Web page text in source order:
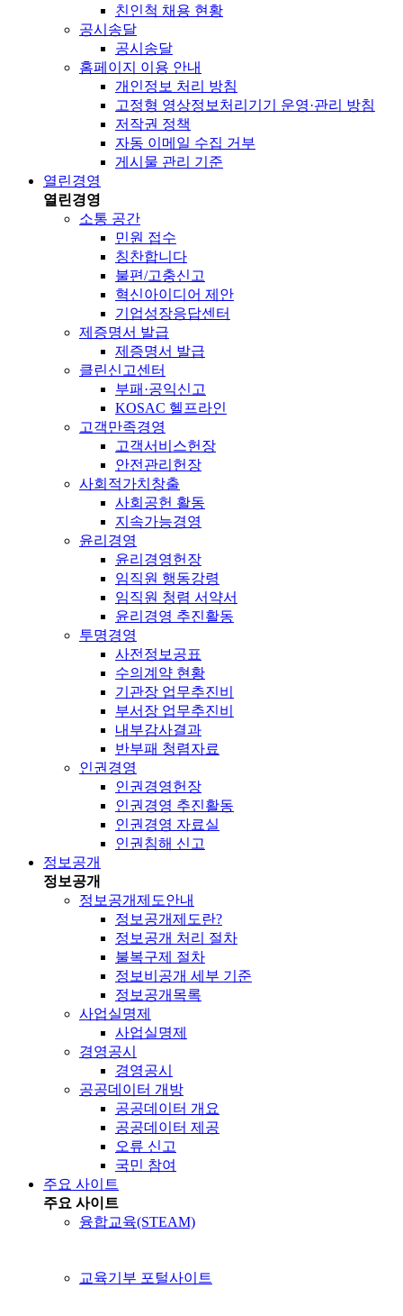
친인척 채용 현황
공시송달
공시송달
홈페이지 이용 안내
개인정보 처리 방침
고정형 영상정보처리기기 운영·관리 방침
저작권 정책
자동 이메일 수집 거부
게시물 관리 기준
열린경영
열린경영
소통 공간
민원 접수
칭찬합니다
불편/고충신고
혁신아이디어 제안
기업성장응답센터
제증명서 발급
제증명서 발급
클린신고센터
부패·공익신고
KOSAC 헬프라인
고객만족경영
고객서비스헌장
안전관리헌장
사회적가치창출
사회공헌 활동
지속가능경영
윤리경영
윤리경영헌장
임직원 행동강령
임직원 청렴 서약서
윤리경영 추진활동
투명경영
사전정보공표
수의계약 현황
기관장 업무추진비
부서장 업무추진비
내부감사결과
반부패 청렴자료
인권경영
인권경영헌장
인권경영 추진활동
인권경영 자료실
인권침해 신고
정보공개
정보공개
정보공개제도안내
정보공개제도란?
정보공개 처리 절차
불복구제 절차
정보비공개 세부 기준
정보공개목록
사업실명제
사업실명제
경영공시
경영공시
공공데이터 개방
공공데이터 개요
공공데이터 제공
오류 신고
국민 참여
주요 사이트
주요 사이트
융합교육(STEAM)
교육기부 포털사이트